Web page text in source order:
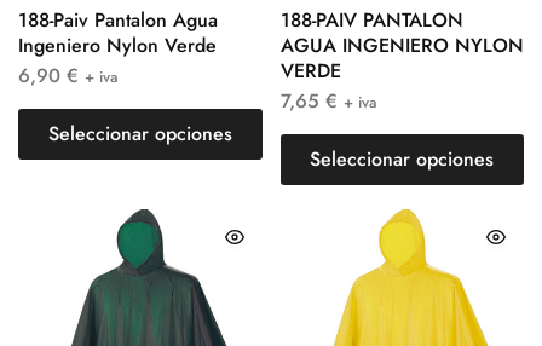
188-Paiv Pantalon Agua
Ingeniero Nylon Verde
6,90 € + iva
Seleccionar opciones
188-PAIV PANTALON
AGUA INGENIERO NYLON
VERDE
7,65 € + iva
Seleccionar opciones